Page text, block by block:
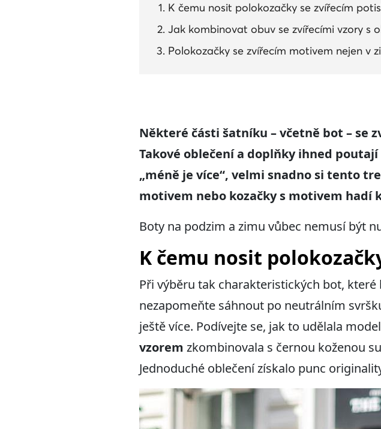
K čemu nosit polokozačky se zvířecím
Jak kombinovat obuv se zvířecími vzory s
Polokozačky se zvířecím motivem nejen v
Některé části šatníku – včetně bot – se
Takové oblečení a doplňky ihned
„méně je více“, velmi snadno si tento
motivem nebo kozačky s motivem hadí
Boty na podzim a zimu vůbec nemusí být
K čemu nosit
Při výběru tak charakteristických bot,
nezapomeňte sáhnout po neutrálním
ještě více. Podívejte se, jak to udělala
vzorem zkombinovala s černou koženou
Jednoduché oblečení získalo punc